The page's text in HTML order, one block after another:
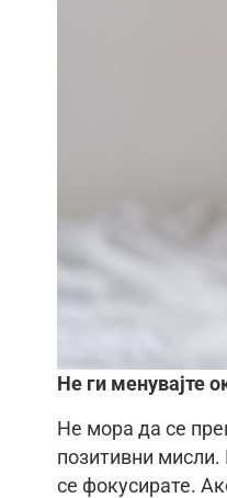
Не ги менувајте
Не мора да се
позитивни мисли.
се фокусирате.